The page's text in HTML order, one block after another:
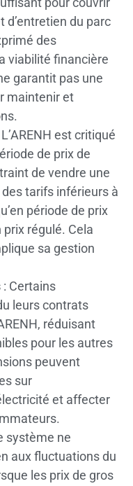
d’entretien du parc
des
viabilité financière
garantit pas une
maintenir et
est critiqué
de prix de
de vendre une
tarifs inférieurs à
période de prix
régulé. Cela
sa gestion
: Certains
leurs contrats
réduisant
pour les autres
peuvent
sur
et affecter
système ne
aux fluctuations du
les prix de gros